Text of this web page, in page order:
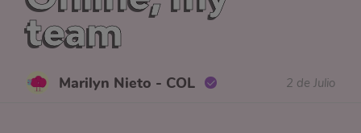
team
Marilyn Nieto - COL 2 de Julio